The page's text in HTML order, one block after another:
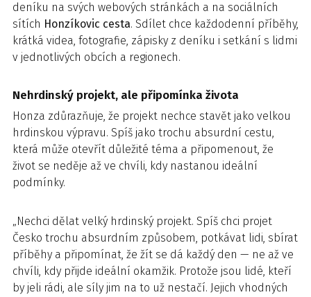
deníku na svých webových stránkách a na sociálních
sítích Honzíkovic cesta. Sdílet chce každodenní příběhy,
krátká videa, fotografie, zápisky z deníku i setkání s lidmi
v jednotlivých obcích a regionech.
Nehrdinský projekt, ale připomínka života
Honza zdůrazňuje, že projekt nechce stavět jako velkou
hrdinskou výpravu. Spíš jako trochu absurdní cestu,
která může otevřít důležité téma a připomenout, že
život se neděje až ve chvíli, kdy nastanou ideální
podmínky.
„Nechci dělat velký hrdinský projekt. Spíš chci projet
Česko trochu absurdním způsobem, potkávat lidi, sbírat
příběhy a připomínat, že žít se dá každý den — ne až ve
chvíli, kdy přijde ideální okamžik. Protože jsou lidé, kteří
by jeli rádi, ale síly jim na to už nestačí. Jejich vhodných